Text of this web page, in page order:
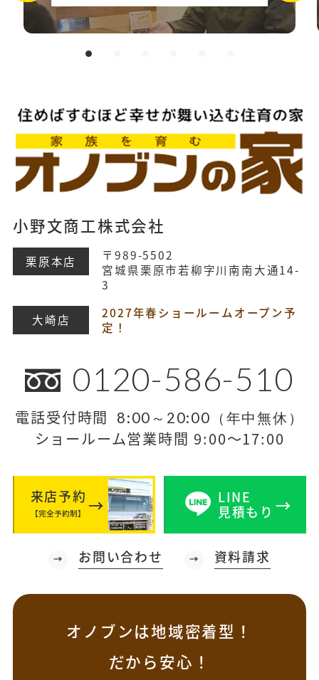
小野文商工株式会社
栗原本店
〒989-5502
宮城県栗原市若柳字川南南大通14-
3
大崎店
2027年春ショールームオープン予
定！
0120-586-510
電話受付時間 8:00～20:00（年中無休）
ショールーム営業時間 9:00～17:00
来店予約
【完全予約制】
LINE
見積もり
お問い合わせ 資料請求
オノブンは地域密着型！
だから安心！